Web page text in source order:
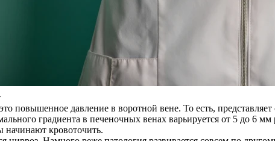
повышенное давление в воротной вене. То есть,
градиента в печеночных венах варьируется от 5 до 6
начинают кровоточить.